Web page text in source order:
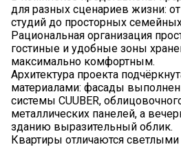
для разных сценариев жизни:
студий до просторных
Рациональная организация
гостиные и удобные зоны
максимально комфортным.
Архитектура проекта
материалами: фасады
системы CUUBER,
металлических панелей, а
зданию выразительный облик.
Квартиры отличаются светлыми